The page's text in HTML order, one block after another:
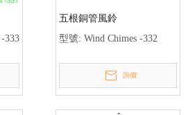
333
五根銅管風鈴
型號: Wind Chimes -332
詢價